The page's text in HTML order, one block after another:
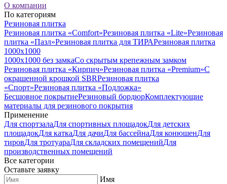
О компании
По категориям
Резиновая плитка
Резиновая плитка «Comfort»Резиновая плитка «Lite»Резиновая
плитка «Пазл»Резиновая плитка для ТИРАРезиновая плитка
1000x1000
1000x1000 без замкаСо скрытым крепежным замком
Резиновая плитка «Кирпич»Резиновая плитка «Premium»С
окрашенной крошкой SBRРезиновая плитка
«Спорт»Резиновая плитка «Подложка»
Бесшовное покрытиеРезиновый бордюрКомплектующие
материалы для резинового покрытия
Применение
Для спортзалаДля спортивных площадокДля детских
площадокДля каткаДля дачиДля бассейнаДля конюшенДля
тировДля тротуараДля складских помещенийДля
производственных помещений
Все категории
Оставьте заявку
Имя